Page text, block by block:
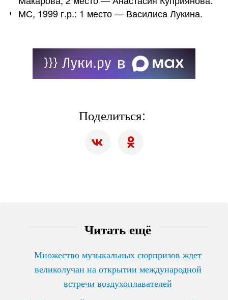
МС, 1999 г.р.: 1 место — Василиса Лукина.
Поделиться:
Читать ещё
Множество музыкальных сюрпризов ждет
великолучан на открытии международной
встречи воздухоплавателей